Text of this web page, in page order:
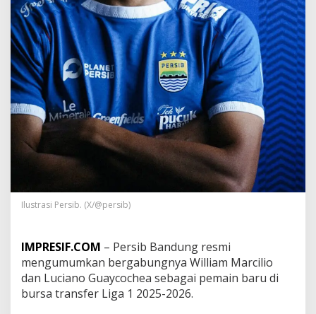
l
l
i
a
m
d
a
G
u
a
y
c
h
I
n
B
o
Ilustrasi Persib. (X/@persib)
IMPRESIF.COM – Persib Bandung resmi
mengumumkan bergabungnya William Marcilio
dan Luciano Guaycochea sebagai pemain baru di
bursa transfer Liga 1 2025-2026.